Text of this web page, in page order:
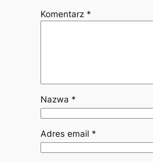
Komentarz *
Nazwa *
Adres email *